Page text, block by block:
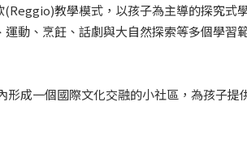
教學模式，以孩子為主導的探究式
動、烹飪、話劇與大自然探索等多個學習
成一個國際文化交融的小社區，為孩子提